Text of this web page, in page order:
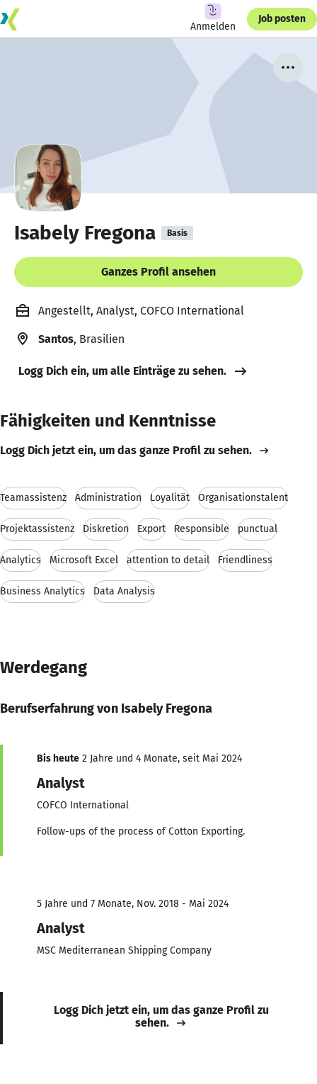
Anmelden
Job posten
Isabely Fregona Basis
Ganzes Profil ansehen
Angestellt, Analyst, COFCO International
Santos, Brasilien
Logg Dich ein, um alle Einträge zu sehen.
Fähigkeiten und Kenntnisse
Logg Dich jetzt ein, um das ganze Profil zu sehen.
Teamassistenz Administration Loyalität Organisationstalent
Projektassistenz Diskretion Export Responsible punctual
Analytics Microsoft Excel attention to detail Friendliness
Business Analytics Data Analysis
Werdegang
Berufserfahrung von Isabely Fregona
Bis heute 2 Jahre und 4 Monate, seit Mai 2024
Analyst
COFCO International
Follow-ups of the process of Cotton Exporting.
5 Jahre und 7 Monate, Nov. 2018 - Mai 2024
Analyst
MSC Mediterranean Shipping Company
Logg Dich jetzt ein, um das ganze Profil zu
sehen.